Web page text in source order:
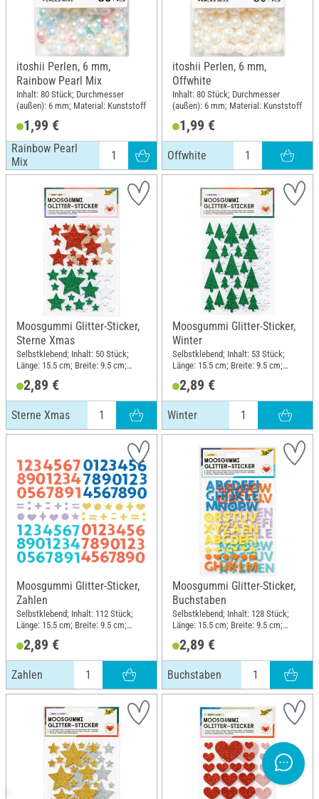
itoshii Perlen, 6 mm,
Rainbow Pearl Mix
Inhalt: 80 Stück; Durchmesser
(außen): 6 mm; Material: Kunststoff
1,99 €
Rainbow Pearl
Mix
itoshii Perlen, 6 mm,
Offwhite
Inhalt: 80 Stück; Durchmesser
(außen): 6 mm; Material: Kunststoff
1,99 €
Offwhite
Moosgummi Glitter-Sticker,
Sterne Xmas
Selbstklebend; Inhalt: 50 Stück;
Länge: 15.5 cm; Breite: 9.5 cm;
2,89 €
Sterne Xmas
Moosgummi Glitter-Sticker,
Winter
Selbstklebend; Inhalt: 53 Stück;
Länge: 15.5 cm; Breite: 9.5 cm;
2,89 €
Winter
Moosgummi Glitter-Sticker,
Zahlen
Selbstklebend; Inhalt: 112 Stück;
Länge: 15.5 cm; Breite: 9.5 cm;
2,89 €
Zahlen
Moosgummi Glitter-Sticker,
Buchstaben
Selbstklebend; Inhalt: 128 Stück;
Länge: 15.5 cm; Breite: 9.5 cm;
2,89 €
Buchstaben